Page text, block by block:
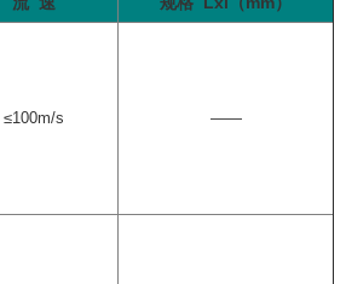
≤100m/s ——